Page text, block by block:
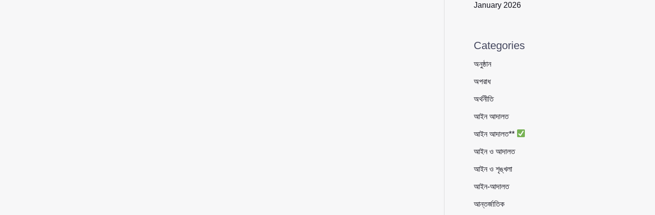
January 2026
Categories
অনুষ্ঠান
অপরাধ
অর্থনীতি
আইন আদালত
আইন আদালত**
আইন ও আদালত
আইন ও শৃঙ্খলা
আইন-আদালত
আন্তর্জাতিক